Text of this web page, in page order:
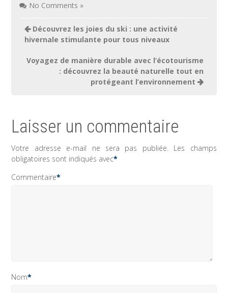
No Comments »
Navigation
de
Découvrez les joies du ski : une activité
hivernale stimulante pour tous niveaux
Voyagez de manière durable avec l’écotourisme
: découvrez la beauté naturelle tout en
protégeant l’environnement
Laisser un commentaire
Votre adresse e-mail ne sera pas publiée. Les champs
obligatoires sont indiqués avec*
Commentaire*
Nom*